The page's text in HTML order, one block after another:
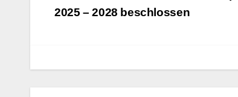
Navigation
2025 – 2028 beschlossen